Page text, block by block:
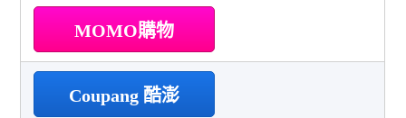
MOMO購物
Coupang 酷澎